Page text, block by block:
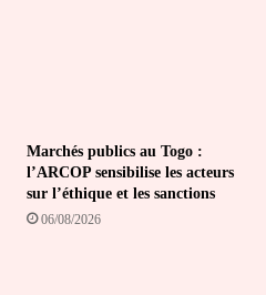
Marchés publics au Togo :
l’ARCOP sensibilise les acteurs
sur l’éthique et les sanctions
06/08/2026